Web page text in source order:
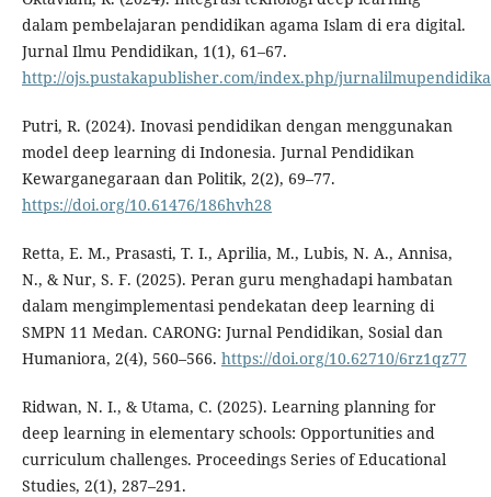
dalam pembelajaran pendidikan agama Islam di era digital.
Jurnal Ilmu Pendidikan, 1(1), 61–67.
http://ojs.pustakapublisher.com/index.php/
Putri, R. (2024). Inovasi pendidikan dengan menggunakan
model deep learning di Indonesia. Jurnal Pendidikan
Kewarganegaraan dan Politik, 2(2), 69–77.
https://doi.org/10.61476/186hvh28
Retta, E. M., Prasasti, T. I., Aprilia, M., Lubis, N. A., Annisa,
N., & Nur, S. F. (2025). Peran guru menghadapi hambatan
dalam mengimplementasi pendekatan deep learning di
SMPN 11 Medan. CARONG: Jurnal Pendidikan, Sosial dan
Humaniora, 2(4), 560–566. https://doi.org/10.62710/6rz1qz77
Ridwan, N. I., & Utama, C. (2025). Learning planning for
deep learning in elementary schools: Opportunities and
curriculum challenges. Proceedings Series of Educational
Studies, 2(1), 287–291.